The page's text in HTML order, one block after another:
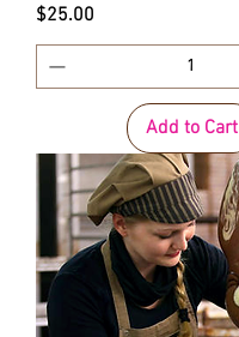
Price
$25.00
Add to Cart